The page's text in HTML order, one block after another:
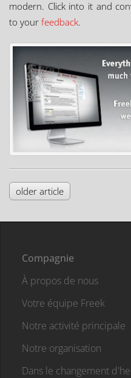
modern. Click into it and
to your feedback.
older article
Compagnie
À propos de nous
Votre équipe Freek
Notre activité principale
Notre organisation
Dans le changement